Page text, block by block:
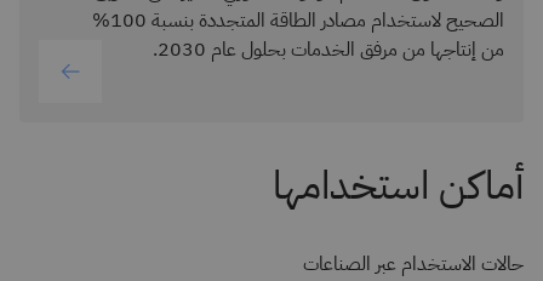
الصحيح لاستخدام مصادر الطاقة المتجددة بنسبة 100%
من إنتاجها من مرفق الخدمات بحلول عام 2030.
حالات الاستخدام عبر الصناعات